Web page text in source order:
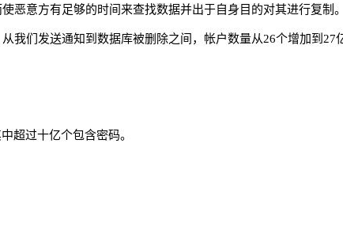
恶意方有足够的时间来查找数据并出于自身目的对其进行复制。
我们发送通知到数据库被删除之间，帐户数量从26个增加到27
超过十亿个包含密码。